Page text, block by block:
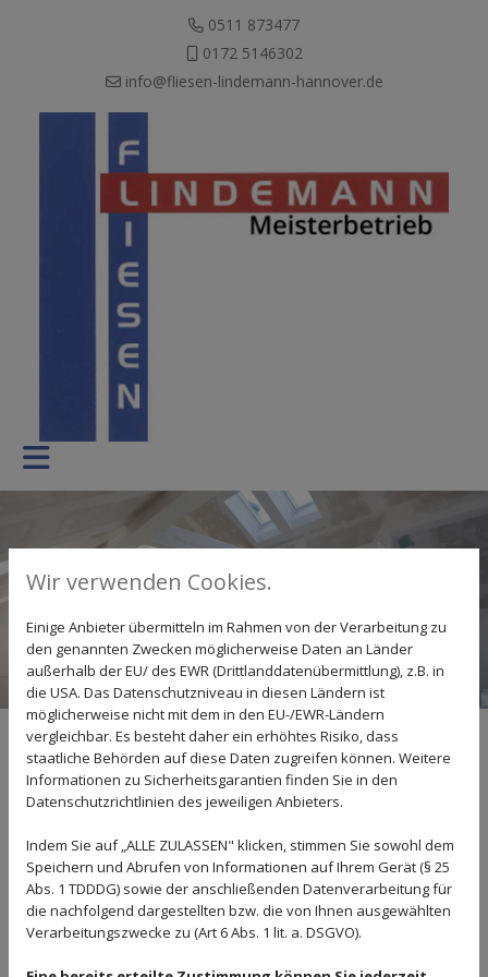
0511 873477
0172 5146302
info@fliesen-lindemann-hannover.de
Fliesen Lindemann in Hannover - unser
Leistungsspektrum
Individuelle Beratung und fachgerechte
Bei jedem Projekt sehen wir eine Besichtigung vor Ort vor, um
die speziellen Gegebenheiten, aber eben auch Ihre Vorstellungen
überblicken zu können - kostenfreie Anfahrt inklusive. Unsere
individuelle Beratung fußt auf dem genauen Aufmaß, das die
Mitarbeiter darstellt.
Wir verwenden Cookies.
Einige Anbieter übermitteln im Rahmen von der Verarbeitung zu
den genannten Zwecken möglicherweise Daten an Länder
außerhalb der EU/ des EWR (Drittlanddatenübermittlung), z.B. in
die USA. Das Datenschutzniveau in diesen Ländern ist
möglicherweise nicht mit dem in den EU-/EWR-Ländern
vergleichbar. Es besteht daher ein erhöhtes Risiko, dass
staatliche Behörden auf diese Daten zugreifen können. Weitere
Informationen zu Sicherheitsgarantien finden Sie in den
Datenschutzrichtlinien des jeweiligen Anbieters.
Indem Sie auf „ALLE ZULASSEN" klicken, stimmen Sie sowohl dem
Speichern und Abrufen von Informationen auf Ihrem Gerät (§ 25
Abs. 1 TDDDG) sowie der anschließenden Datenverarbeitung für
die nachfolgend dargestellten bzw. die von Ihnen ausgewählten
Verarbeitungszwecke zu (Art 6 Abs. 1 lit. a. DSGVO).